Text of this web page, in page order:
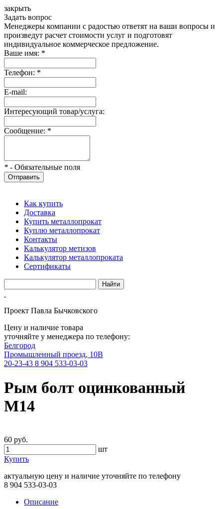
закрыть
Задать вопрос
Менеджеры компании с радостью ответят на ваши вопросы и
произведут расчет стоимости услуг и подготовят
индивидуальное коммерческое предложение.
Ваше имя: *
Телефон: *
E-mail:
Интересующий товар/услуга:
Сообщение: *
* - Обязательные поля
Отправить
Как купить
Доставка
Купить металлопрокат
Куплю металлопрокат
Контакты
Калькулятор метизов
Калькулятор металлопроката
Сертификаты
Проект Павла Бычковского
Цену и наличие товара
уточняйте у менеджера по телефону:
Белгород
Промышленный проезд, 10В
20-23-43 8 904 533-03-03
Рым болт оцинкованный
М14
60 руб.
шт
Купить
актуальную цену и наличие уточняйте по телефону
8 904 533-03-03
Описание